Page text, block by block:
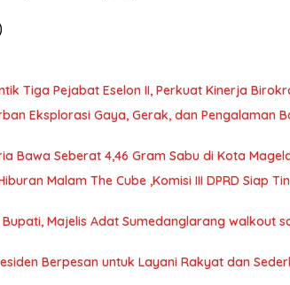
Sulut YSK Lantik Tiga Pejabat Eselon II, Perkuat Kinerja
Eksplorasi Gaya, Gerak, dan Pengalaman
Bawa Seberat 4,46 Gram Sabu di Kota
Malam The Cube ,Komisi III DPRD Siap
Majelis Adat Sumedanglarang walkout
Berpesan untuk Layani Rakyat dan